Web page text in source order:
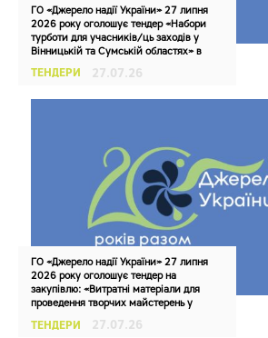
ГО «Джерело надії України» 27 липня
2026 року оголошує тендер «Набори
турботи для учасників/ць заходів у
Вінницькій та Сумській областях» в
«Міжрегіональний інклюзивний центр
ТЕНДЕРИ 27.07.26
ГО «Джерело надії України» 27 липня
2026 року оголошує тендер на
закупівлю: «Витратні матеріали для
проведення творчих майстерень у
договір)» в рамках реалізації проєкту №
ТЕНДЕРИ 27.07.26